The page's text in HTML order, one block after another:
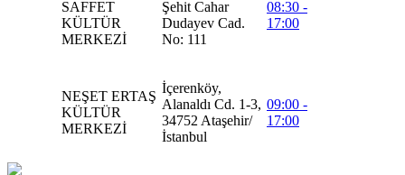
SAFFET
KÜLTÜR
MERKEZİ
Şehit Cahar
Dudayev Cad.
No: 111
08:30 -
17:00
NEŞET ERTAŞ
KÜLTÜR
MERKEZİ
İçerenköy,
Alanaldı Cd. 1-3,
34752 Ataşehir/
İstanbul
09:00 -
17:00